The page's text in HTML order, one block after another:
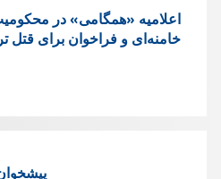
اعلامیه «همگامی» در
خامنه‌ای و فراخوان برای قتل